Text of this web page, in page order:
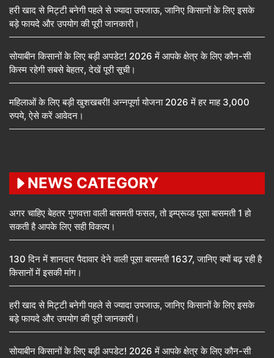
हरी खाद से मिट्टी बनेगी पहले से ज्यादा उपजाऊ, जानिए किसानों के लिए इसके
बड़े फायदे और उपयोग की पूरी जानकारी।
सोयाबीन किसानों के लिए बड़ी अपडेट! 2026 में आपके क्षेत्र के लिए कौन-सी
किस्म रहेगी सबसे बेहतर, देखें पूरी सूची।
महिलाओं के लिए बड़ी खुशखबरी! अन्नपूर्णा योजना 2026 में हर माह 3,000
रुपये, ऐसे करें आवेदन।
NEWS CATEGORY
अगर चाहिए बेहतर गुणवत्ता वाली बासमती फसल, तो इम्प्रूव्ड पूसा बासमती 1 हो
सकती है आपके लिए सही विकल्प।
130 दिन में शानदार पैदावार देने वाली पूसा बासमती 1637, जानिए क्यों बढ़ रही है
किसानों में इसकी मांग।
हरी खाद से मिट्टी बनेगी पहले से ज्यादा उपजाऊ, जानिए किसानों के लिए इसके
बड़े फायदे और उपयोग की पूरी जानकारी।
सोयाबीन किसानों के लिए बड़ी अपडेट! 2026 में आपके क्षेत्र के लिए कौन-सी